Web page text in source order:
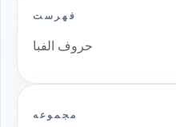
فهرست
حروف الفبا
مجموعه